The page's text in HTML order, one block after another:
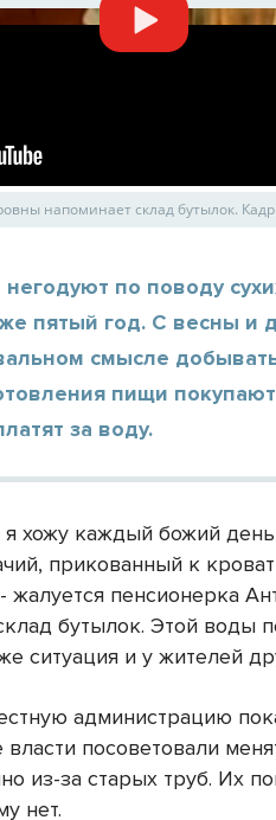
напоминает склад бутылок.
по поводу
пятый год. С весны и
смысле
пищи
за воду.
хожу каждый божий
прикованный к
жалуется пенсионерка
бутылок. Этой воды
ситуация и у жителей
администрацию
посоветовали
из-за старых труб. Их
нет.